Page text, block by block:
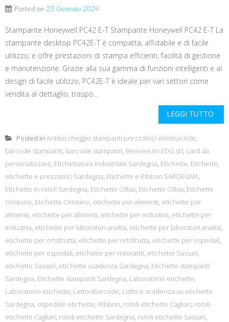
Posted on 23 Gennaio 2024
Stampante Honeywell PC42 E-T Stampante Honeywell PC42 E-T La
stampante desktop PC42E-T è compatta, affidabile e di facile
utilizzo, e offre prestazioni di stampa efficienti, facilità di gestione
e manutenzione. Grazie alla sua gamma di funzioni intelligenti e al
design di facile utilizzo, PC42E-T è ideale per vari settori come
vendita al dettaglio, traspo...
LEGGI TUTTO
Posted in Antitaccheggio stampanti prezzatrici eliminacode,
barcode stampanti, barcode stampanti, Benvenuto EDG srl, card da
personalizzare, Etichettatura industriale Sardegna, Etichette, Etichette,
etichette e prezzatrici Sardegna, Etichette e Ribbon SARDEGNA,
Etichette in rotoli Sardegna, Etichette Olbia, Etichette Olbia, Etichette
Oristano, Etichette Oristano, etichette per alimenti, etichette per
alimenti, etichette per alimenti, etichette per industria, etichette per
industria, etichette per laboratori analisi, etichette per laboratori analisi,
etichette per ortofrutta, etichette per ortofrutta, etichette per ospedali,
etichette per ospedali, etichette per ristoranti, etichette Sassari,
etichette Sassari, etichette scadenza Sardegna, Etichette stampanti
Sardegna, Etichette stampanti Sardegna, Laboratorio etichette,
Laboratorio etichette, LettoriBarcode, Lotto e scadenza su etichette
Sardegna, ospedale etichette, Ribbon, rotoli etichette Cagliari, rotoli
etichette Cagliari, rotoli etichette Sardegna, rotoli etichette Sassari,